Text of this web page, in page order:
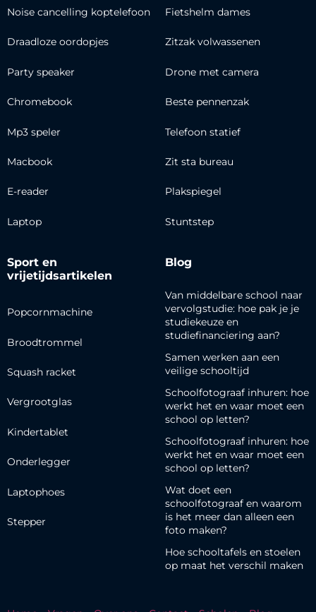
Noise cancelling koptelefoon
Draadloze oordopjes
Party speaker
Chromebook
Mp3 speler
Macbook
E-reader
Laptop
Fietshelm dames
Zitzak volwassenen
Drone met camera
Beste pennenzak
Telefoon statief
Zit sta bureau
Plakspiegel
Stuntstep
Sport en
vrijetijdsartikelen
Popcornmachine
Broodtrommel
Squash racket
Vergrootglas
Kindertablet
Onderlegger
Laptophoes
Stepper
Blog
Van middelbare school naar
vervolgstudie: hoe pak je je
studiekeuze en
studiefinanciering aan?
Samen werken aan een
veilige schooltijd
Schoolfotograaf inhuren: hoe
werkt het en waar moet een
school op letten?
Schoolfotograaf inhuren: hoe
werkt het en waar moet een
school op letten?
Wat doet een
schoolfotograaf en waarom
is het meer dan alleen een
foto maken?
Hoe schooltafels en stoelen
op maat het verschil maken